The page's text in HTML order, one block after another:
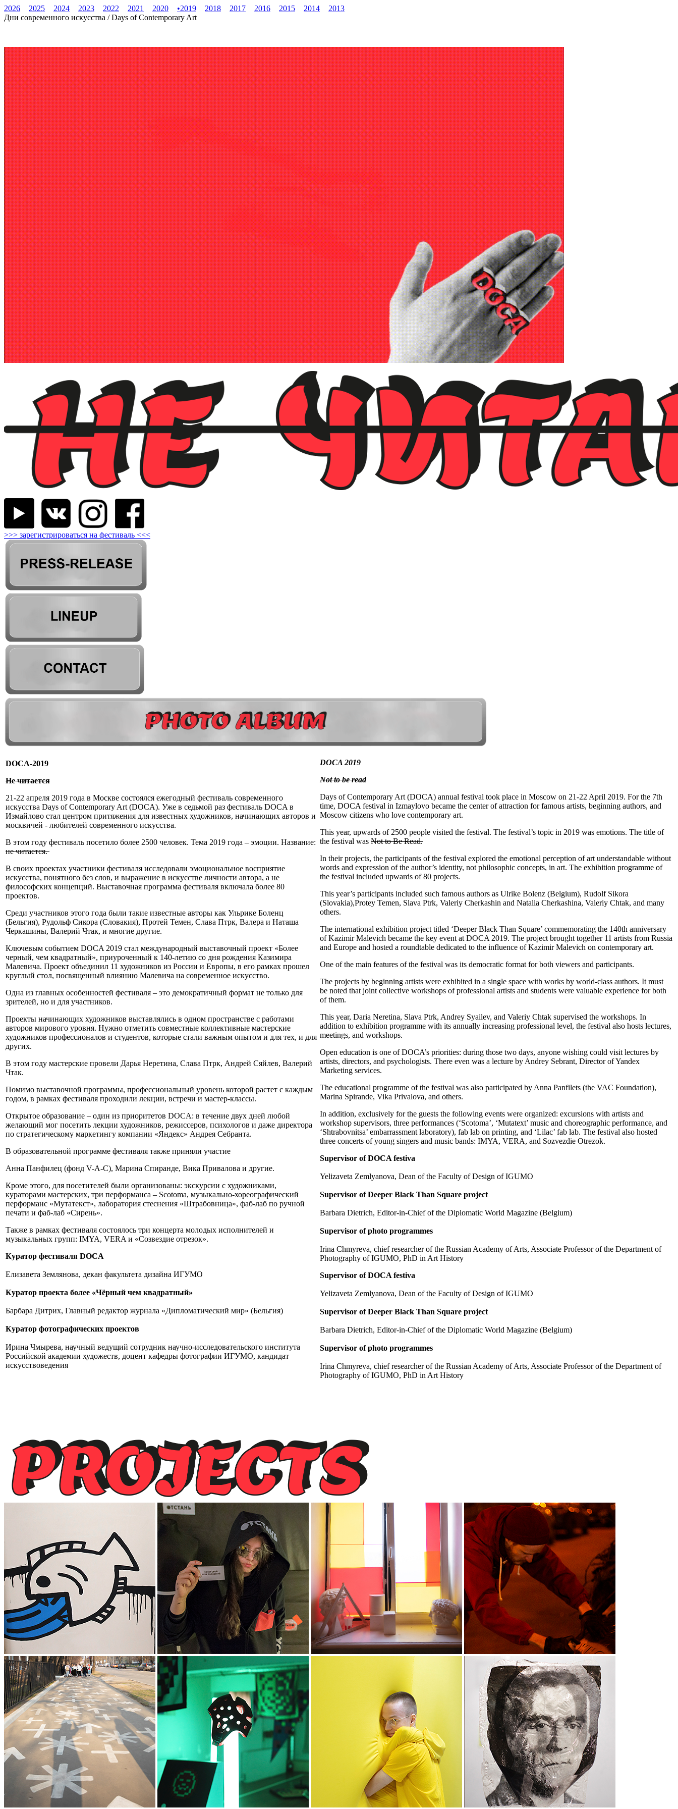
2026 2025 2024 2023 2022 2021 2020 •2019 2018 2017 2016 2015 2014
2013
Дни современного искусства / Days of Contemporary Art
>>> зарегистрироваться на фестиваль <<<
DOCA-2019
Не читается
21-22 апреля 2019 года в Москве состоялся ежегодный фестиваль современного
искусства Days of Contemporary Art (DOCA). Уже в седьмой раз фестиваль DOCA в
Измайлово стал центром притяжения для известных художников, начинающих авторов и
москвичей - любителей современного искусства.
В этом году фестиваль посетило более 2500 человек. Тема 2019 года – эмоции. Название:
не читается.
В своих проектах участники фестиваля исследовали эмоциональное восприятие
искусства, понятного без слов, и выражение в искусстве личности автора, а не
философских концепций. Выставочная программа фестиваля включала более 80
проектов.
Среди участников этого года были такие известные авторы как Ульрике Боленц
(Бельгия), Рудольф Сикора (Словакия), Протей Темен, Слава Птрк, Валера и Наташа
Черкашины, Валерий Чтак, и многие другие.
Ключевым событием DOCA 2019 стал международный выставочный проект «Более
черный, чем квадратный», приуроченный к 140-летию со дня рождения Казимира
Малевича. Проект объединил 11 художников из России и Европы, в его рамках прошел
круглый стол, посвященный влиянию Малевича на современное искусство.
Одна из главных особенностей фестиваля – это демократичный формат не только для
зрителей, но и для участников.
Проекты начинающих художников выставлялись в одном пространстве с работами
авторов мирового уровня. Нужно отметить совместные коллективные мастерские
художников профессионалов и студентов, которые стали важным опытом и для тех, и для
других.
В этом году мастерские провели Дарья Неретина, Слава Птрк, Андрей Сяйлев, Валерий
Чтак.
Помимо выставочной программы, профессиональный уровень которой растет с каждым
годом, в рамках фестиваля проходили лекции, встречи и мастер-классы.
Открытое образование – один из приоритетов DOCA: в течение двух дней любой
желающий мог посетить лекции художников, режиссеров, психологов и даже директора
по стратегическому маркетингу компании «Яндекс» Андрея Себранта.
В образовательной программе фестиваля также приняли участие
Анна Панфилец (фонд V-A-C), Марина Спиранде, Вика Привалова и другие.
Кроме этого, для посетителей были организованы: экскурсии с художниками,
кураторами мастерских, три перформанса – Scotoma, музыкально-хореографический
перформанс «Мутатекст», лаборатория стеснения «Штрабовница», фаб-лаб по ручной
печати и фаб-лаб «Сирень».
Также в рамках фестиваля состоялось три концерта молодых исполнителей и
музыкальных групп: IMYA, VERA и «Созвездие отрезок».
Куратор фестиваля DOCA
Елизавета Землянова, декан факультета дизайна ИГУМО
Куратор проекта более «Чёрный чем квадратный»
Барбара Дитрих, Главный редактор журнала «Дипломатический мир» (Бельгия)
Куратор фотографических проектов
Ирина Чмырева, научный ведущий сотрудник научно-исследовательского института
Российской академии художеств, доцент кафедры фотографии ИГУМО, кандидат
искусствоведения
DOCA 2019
Not to be read
Days of Contemporary Art (DOCA) annual festival took place in Moscow on 21-22 April 2019. For the 7th
time, DOCA festival in Izmaylovo became the center of attraction for famous artists, beginning authors, and
Moscow citizens who love contemporary art.
This year, upwards of 2500 people visited the festival. The festival’s topic in 2019 was emotions. The title of
the festival was Not to Be Read.
In their projects, the participants of the festival explored the emotional perception of art understandable without
words and expression of the author’s identity, not philosophic concepts, in art. The exhibition programme of
the festival included upwards of 80 projects.
This year’s participants included such famous authors as Ulrike Bolenz (Belgium), Rudolf Sikora
(Slovakia),Protey Temen, Slava Ptrk, Valeriy Cherkashin and Natalia Cherkashina, Valeriy Chtak, and many
others.
The international exhibition project titled ‘Deeper Black Than Square’ commemorating the 140th anniversary
of Kazimir Malevich became the key event at DOCA 2019. The project brought together 11 artists from Russia
and Europe and hosted a roundtable dedicated to the influence of Kazimir Malevich on contemporary art.
One of the main features of the festival was its democratic format for both viewers and participants.
The projects by beginning artists were exhibited in a single space with works by world-class authors. It must
be noted that joint collective workshops of professional artists and students were valuable experience for both
of them.
This year, Daria Neretina, Slava Ptrk, Andrey Syailev, and Valeriy Chtak supervised the workshops. In
addition to exhibition programme with its annually increasing professional level, the festival also hosts lectures,
meetings, and workshops.
Open education is one of DOCA’s priorities: during those two days, anyone wishing could visit lectures by
artists, directors, and psychologists. There even was a lecture by Andrey Sebrant, Director of Yandex
Marketing services.
The educational programme of the festival was also participated by Anna Panfilets (the VAC Foundation),
Marina Spirande, Vika Privalova, and others.
In addition, exclusively for the guests the following events were organized: excursions with artists and
workshop supervisors, three performances (‘Scotoma’, ‘Mutatext’ music and choreographic performance, and
‘Shtrabovnitsa’ embarrassment laboratory), fab lab on printing, and ‘Lilac’ fab lab. The festival also hosted
three concerts of young singers and music bands: IMYA, VERA, and Sozvezdie Otrezok.
Supervisor of DOCA festiva
Yelizaveta Zemlyanova, Dean of the Faculty of Design of IGUMO
Supervisor of Deeper Black Than Square project
Barbara Dietrich, Editor-in-Chief of the Diplomatic World Magazine (Belgium)
Supervisor of photo programmes
Irina Chmyreva, chief researcher of the Russian Academy of Arts, Associate Professor of the Department of
Photography of IGUMO, PhD in Art History
Supervisor of DOCA festiva
Yelizaveta Zemlyanova, Dean of the Faculty of Design of IGUMO
Supervisor of Deeper Black Than Square project
Barbara Dietrich, Editor-in-Chief of the Diplomatic World Magazine (Belgium)
Supervisor of photo programmes
Irina Chmyreva, chief researcher of the Russian Academy of Arts, Associate Professor of the Department of
Photography of IGUMO, PhD in Art History